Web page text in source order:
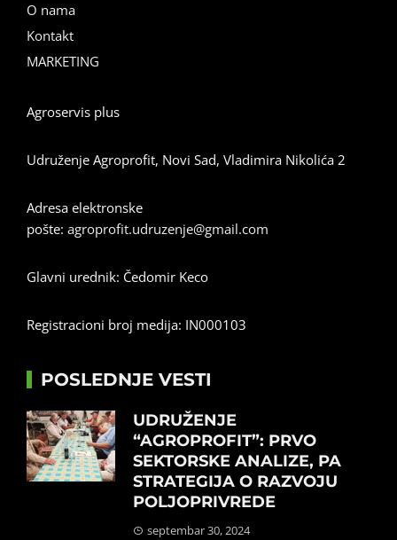
O nama
Kontakt
MARKETING
Agroservis plus
Udruženje Agroprofit, Novi Sad, Vladimira Nikolića 2
Adresa elektronske
pošte: agroprofit.udruzenje@gmail.com
Glavni urednik: Čedomir Keco
Registracioni broj medija: IN000103
POSLEDNJE VESTI
UDRUŽENJE
“AGROPROFIT”: PRVO
SEKTORSKE ANALIZE, PA
STRATEGIJA O RAZVOJU
POLJOPRIVREDE
septembar 30, 2024